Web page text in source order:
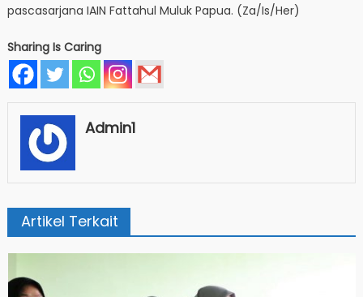
pascasarjana IAIN Fattahul Muluk Papua. (Za/Is/Her)
Sharing Is Caring
Admin1
Artikel Terkait